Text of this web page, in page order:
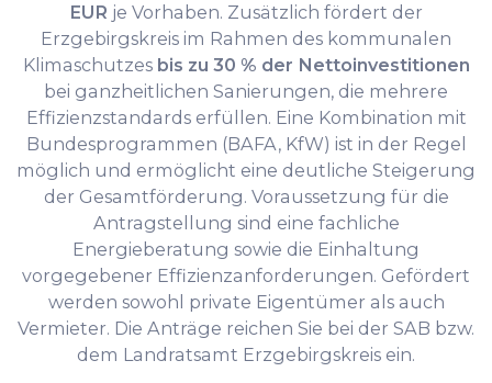
EUR je Vorhaben. Zusätzlich fördert der
Erzgebirgskreis im Rahmen des kommunalen
Klimaschutzes bis zu 30 % der Nettoinvestitionen
bei ganzheitlichen Sanierungen, die mehrere
Effizienzstandards erfüllen. Eine Kombination mit
Bundesprogrammen (BAFA, KfW) ist in der Regel
möglich und ermöglicht eine deutliche Steigerung
der Gesamtförderung. Voraussetzung für die
Antragstellung sind eine fachliche
Energieberatung sowie die Einhaltung
vorgegebener Effizienzanforderungen. Gefördert
werden sowohl private Eigentümer als auch
Vermieter. Die Anträge reichen Sie bei der SAB bzw.
dem Landratsamt Erzgebirgskreis ein.